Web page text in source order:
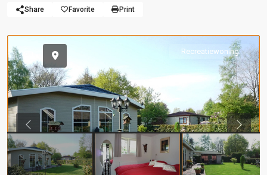
Share Favorite Print
Recreatiewoning
Previous